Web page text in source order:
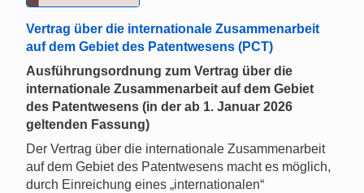
Vertrag über die internationale Zusammenarbeit
auf dem Gebiet des Patentwesens (PCT)
Ausführungsordnung zum Vertrag über die
internationale Zusammenarbeit auf dem Gebiet
des Patentwesens (in der ab 1. Januar 2026
geltenden Fassung)
Der Vertrag über die internationale Zusammenarbeit
auf dem Gebiet des Patentwesens macht es möglich,
durch Einreichung eines „internationalen“